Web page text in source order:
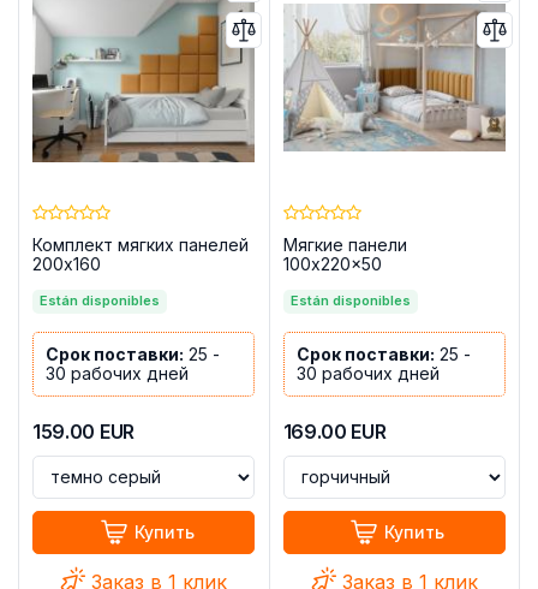
Комплект мягких панелей
200x160
Están disponibles
Срок поставки: 25 -
30 рабочих дней
159.00 EUR
Купить
Заказ в 1 клик
Мягкие панели
100x220x50
Están disponibles
Срок поставки: 25 -
30 рабочих дней
169.00 EUR
Купить
Заказ в 1 клик